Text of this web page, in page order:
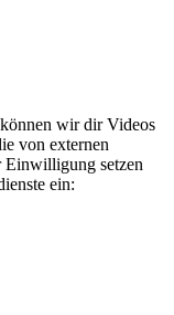
wir dir Videos
von externen
Einwilligung setzen
ein: